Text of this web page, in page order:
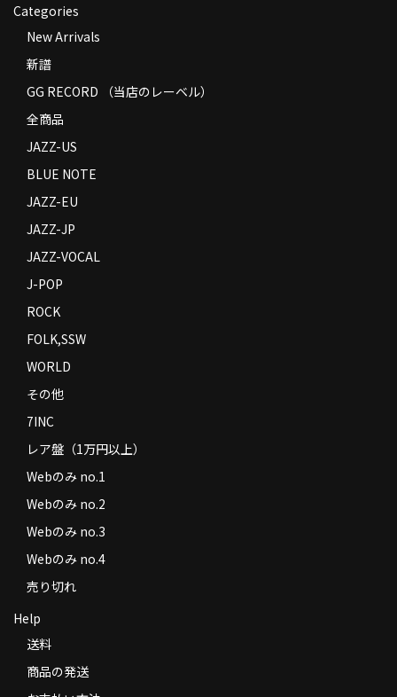
コンディション
Privacy Policy
Contact
Categories
New Arrivals
新譜
GG RECORD （当店のレーベル）
全商品
JAZZ-US
BLUE NOTE
JAZZ-EU
JAZZ-JP
JAZZ-VOCAL
J-POP
ROCK
FOLK,SSW
WORLD
その他
7INC
レア盤（1万円以上）
Webのみ no.1
Webのみ no.2
Webのみ no.3
Webのみ no.4
売り切れ
Help
送料
商品の発送